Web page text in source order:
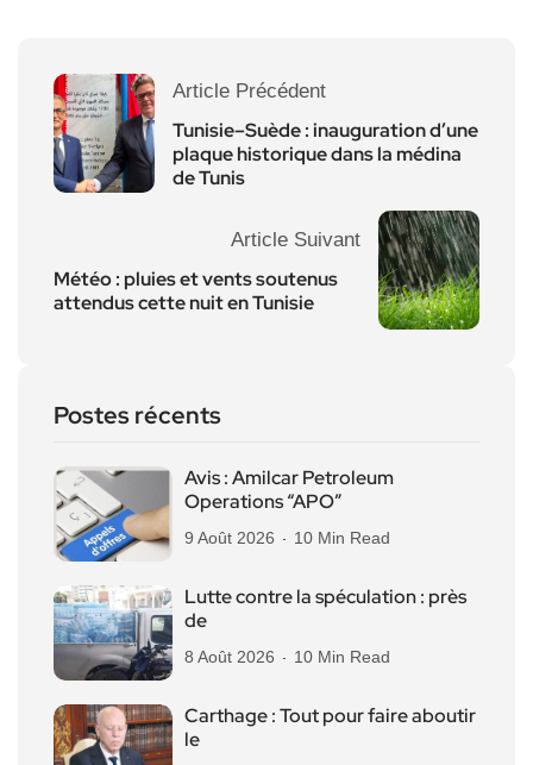
Article Précédent
Tunisie–Suède : inauguration d’une
plaque historique dans la médina
de Tunis
Article Suivant
Météo : pluies et vents soutenus
attendus cette nuit en Tunisie
Postes récents
Avis : Amilcar Petroleum
Operations “APO”
9 Août 2026 10 Min Read
Lutte contre la spéculation : près
de
8 Août 2026 10 Min Read
Carthage : Tout pour faire aboutir
le